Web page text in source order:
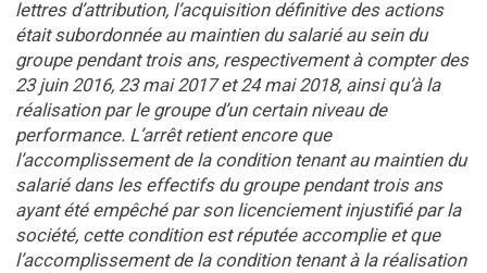
lettres d’attribution, l’acquisition définitive des actions
était subordonnée au maintien du salarié au sein du
groupe pendant trois ans, respectivement à compter des
23 juin 2016, 23 mai 2017 et 24 mai 2018, ainsi qu’à la
réalisation par le groupe d’un certain niveau de
performance. L’arrêt retient encore que
l’accomplissement de la condition tenant au maintien du
salarié dans les effectifs du groupe pendant trois ans
ayant été empêché par son licenciement injustifié par la
société, cette condition est réputée accomplie et que
l’accomplissement de la condition tenant à la réalisation